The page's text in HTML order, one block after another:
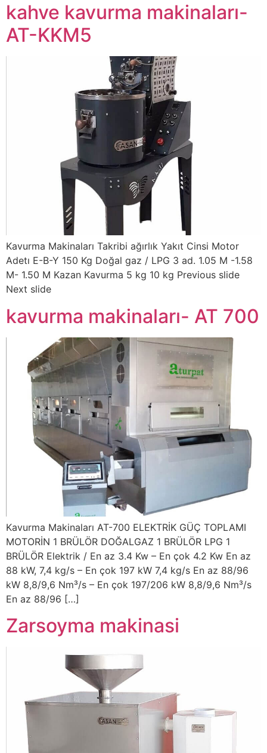
kahve kavurma makinaları-
AT-KKM5
Kavurma Makinaları Takribi ağırlık Yakıt Cinsi Motor
Adetı E-B-Y 150 Kg Doğal gaz / LPG 3 ad. 1.05 M -1.58
M- 1.50 M Kazan Kavurma 5 kg 10 kg Previous slide
Next slide
kavurma makinaları- AT 700
Kavurma Makinaları AT-700 ELEKTRİK GÜÇ TOPLAMI
MOTORİN 1 BRÜLÖR DOĞALGAZ 1 BRÜLÖR LPG 1
BRÜLÖR Elektrik / En az 3.4 Kw – En çok 4.2 Kw En az
88 kW, 7,4 kg/s – En çok 197 kW 7,4 kg/s En az 88/96
kW 8,8/9,6 Nm³/s – En çok 197/206 kW 8,8/9,6 Nm³/s
En az 88/96 […]
Zarsoyma makinasi